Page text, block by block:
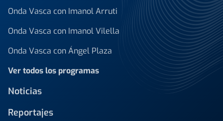
Onda Vasca con Imanol Arruti
Onda Vasca con Imanol Vilella
Onda Vasca con Ángel Plaza
Ver todos los programas
Noticias
Reportajes